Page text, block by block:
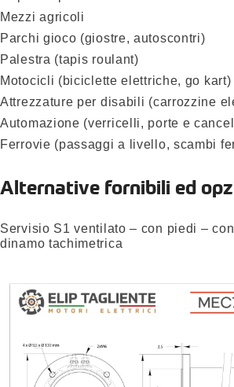
Mezzi agricoli
Parchi gioco (giostre, autoscontri)
Palestra (tapis roulant)
Motocicli (biciclette elettriche, go kart)
Attrezzature per disabili (carrozzine
Automazione (verricelli, porte e
Ferrovie (passaggi a livello, scambi
Alternative fornibili ed
Servisio S1 ventilato – con piedi –
dinamo tachimetrica